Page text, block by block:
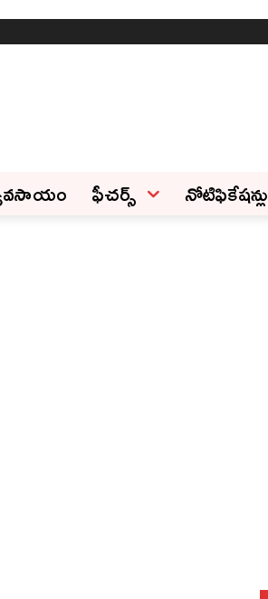
ఫీచ‌ర్స్ ‌ నోటిఫికేషన్లు